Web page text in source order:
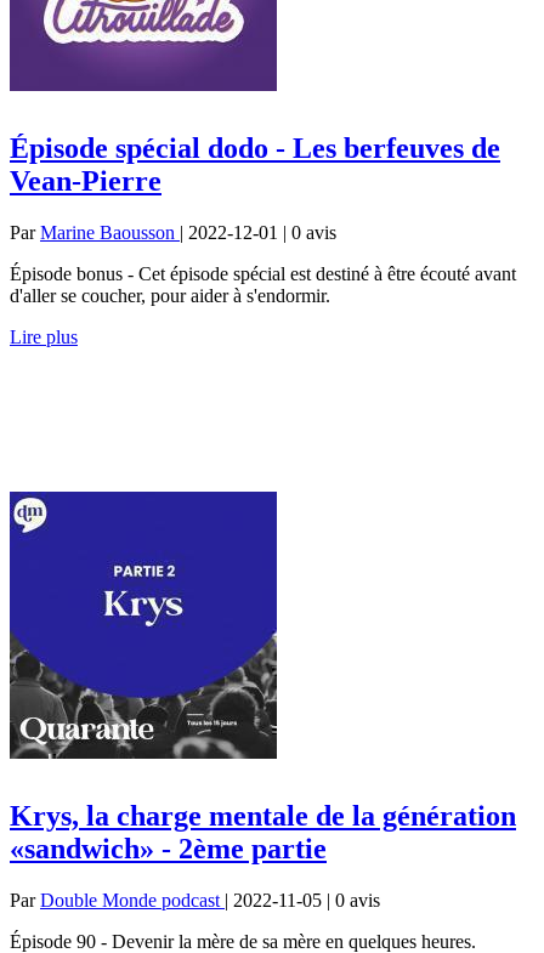
Épisode spécial dodo - Les berfeuves de
Vean-Pierre
ParMarine Baousson | 2022-12-01 | 0 avis
Épisode bonus - Cet épisode spécial est destiné à être écouté avant
d'aller se coucher, pour aider à s'endormir.
Lire plus
Krys, la charge mentale de la génération
«sandwich» - 2ème partie
ParDouble Monde podcast | 2022-11-05 | 0 avis
Épisode 90 - Devenir la mère de sa mère en quelques heures.